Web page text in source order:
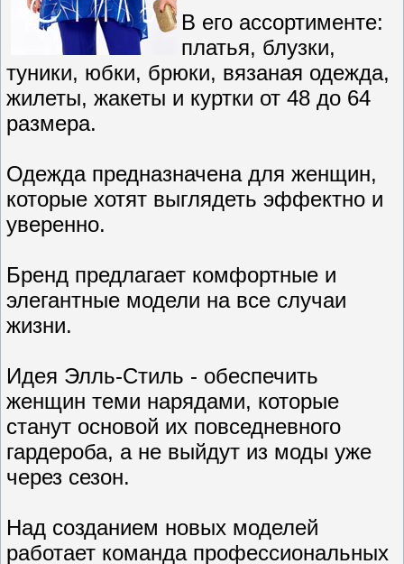
В его ассортименте:
платья, блузки,
туники, юбки, брюки, вязаная одежда,
жилеты, жакеты и куртки от 48 до 64
размера.
Одежда предназначена для женщин,
которые хотят выглядеть эффектно и
уверенно.
Бренд предлагает комфортные и
элегантные модели на все случаи
жизни.
Идея Элль-Стиль - обеспечить
женщин теми нарядами, которые
станут основой их повседневного
гардероба, а не выйдут из моды уже
через сезон.
Над созданием новых моделей
работает команда профессиональных